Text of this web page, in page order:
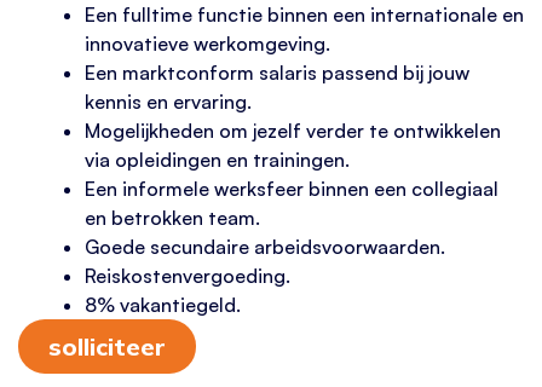
Een fulltime functie binnen een internationale en
innovatieve werkomgeving.
Een marktconform salaris passend bij jouw
kennis en ervaring.
Mogelijkheden om jezelf verder te ontwikkelen
via opleidingen en trainingen.
Een informele werksfeer binnen een collegiaal
en betrokken team.
Goede secundaire arbeidsvoorwaarden.
Reiskostenvergoeding.
8% vakantiegeld.
solliciteer